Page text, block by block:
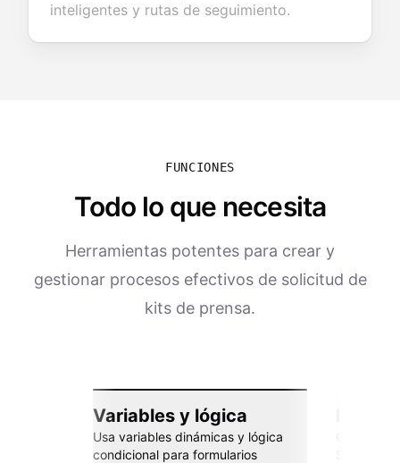
inteligentes y rutas de seguimiento.
FUNCIONES
Todo lo que necesita
Herramientas potentes para crear y
gestionar procesos efectivos de solicitud de
kits de prensa.
Variables y lógica
Usa variables dinámicas y lógica
condicional para formularios